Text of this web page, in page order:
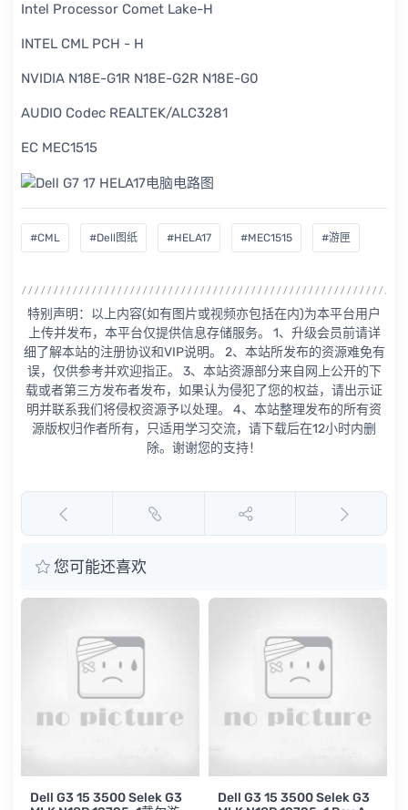
Intel Processor Comet Lake-H
INTEL CML PCH - H
NVIDIA N18E-G1R N18E-G2R N18E-G0
AUDIO Codec REALTEK/ALC3281
EC MEC1515
#CML #Dell图纸 #HELA17 #MEC1515 #游匣
特别声明：以上内容(如有图片或视频亦包括在内)为本平台用户
上传并发布，本平台仅提供信息存储服务。 1、升级会员前请详
细了解本站的注册协议和VIP说明。 2、本站所发布的资源难免有
误，仅供参考并欢迎指正。 3、本站资源部分来自网上公开的下
载或者第三方发布者发布，如果认为侵犯了您的权益，请出示证
明并联系我们将侵权资源予以处理。 4、本站整理发布的所有资
源版权归作者所有，只适用学习交流，请下载后在12小时内删
除。谢谢您的支持！
您可能还喜欢
Dell G3 15 3500 Selek G3
Dell G3 15 3500 Selek G3